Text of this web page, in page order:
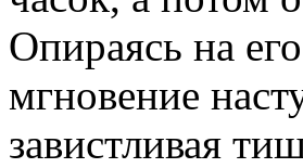
Опираясь на
мгновение
завистливая